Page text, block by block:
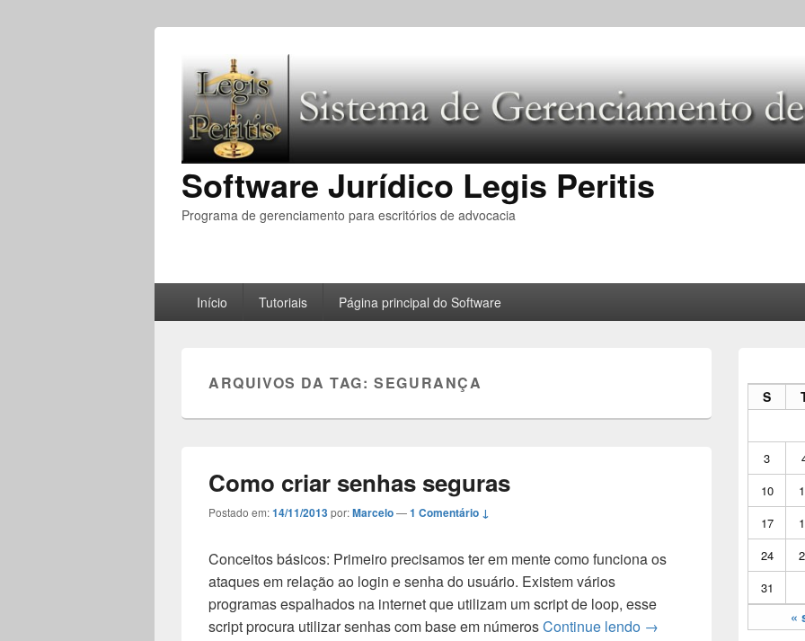
Software Jurídico Legis Peritis
Programa de gerenciamento para escritórios de advocacia
PrincipalInício Tutoriais Página principal do Software
ARQUIVOS DA TAG:SEGURANÇA
Como criar senhas seguras
Postado em:14/11/2013por:Marcelo—1 Comentário ↓
Conceitos básicos: Primeiro precisamos ter em mente como funciona os
ataques em relação ao login e senha do usuário. Existem vários
programas espalhados na internet que utilizam um script de loop, esse
script procura utilizar senhas com base em númerosContinue lendo Como criar senhas
→
barra
lateral
S
«
3
10
17
24
31